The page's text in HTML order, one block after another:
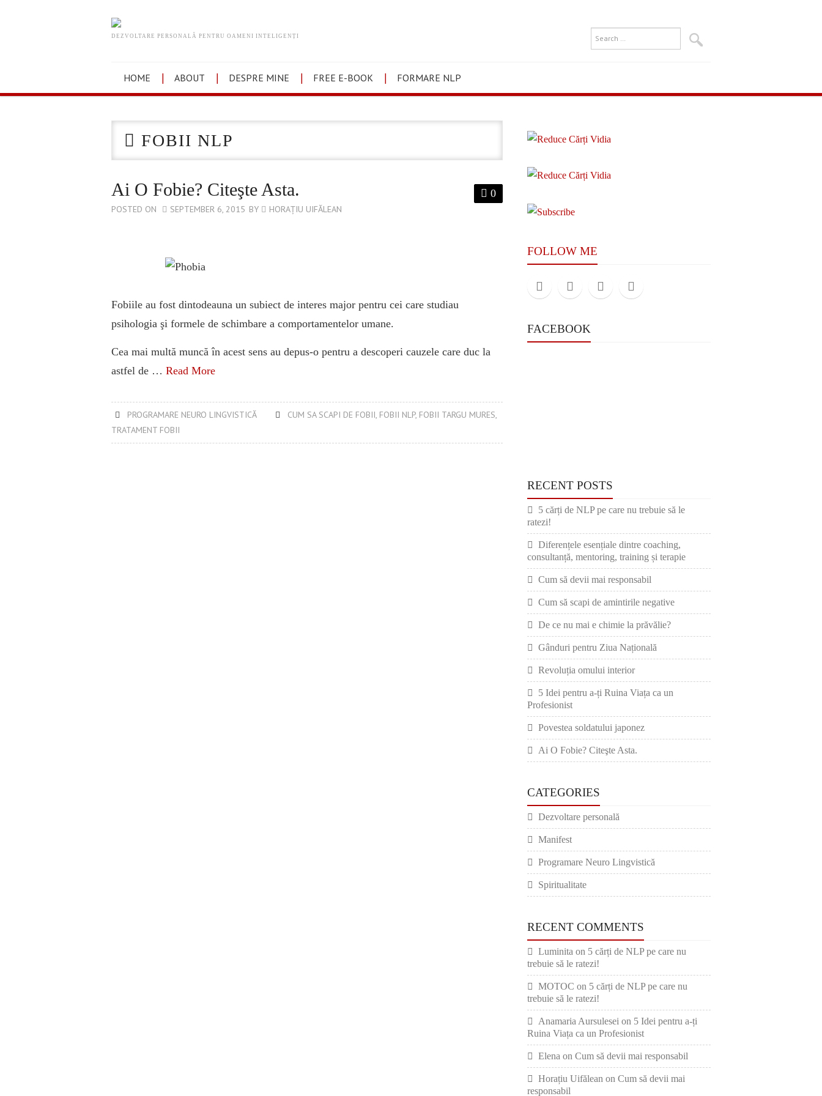
DEZVOLTARE PERSONALĂ PENTRU OAMENI INTELIGENȚI
HOME ABOUT DESPRE MINE FREE E-BOOK FORMARE NLP
FOBII NLP
0
Ai O Fobie? Citeşte Asta.
POSTED ON SEPTEMBER 6, 2015 BY HORAȚIU UIFĂLEAN
Fobiile au fost dintodeauna un subiect de interes major pentru cei care studiau
psihologia şi formele de schimbare a comportamentelor umane.
Cea mai multă muncă în acest sens au depus-o pentru a descoperi cauzele care duc la
astfel de … Read More
PROGRAMARE NEURO LINGVISTICĂ CUM SA SCAPI DE FOBII, FOBII NLP, FOBII TARGU MURES,
TRATAMENT FOBII
FOLLOW ME
FACEBOOK
RECENT POSTS
5 cărți de NLP pe care nu trebuie să le
ratezi!
Diferențele esențiale dintre coaching,
consultanță, mentoring, training și terapie
Cum să devii mai responsabil
Cum să scapi de amintirile negative
De ce nu mai e chimie la prăvălie?
Gânduri pentru Ziua Națională
Revoluția omului interior
5 Idei pentru a-ți Ruina Viața ca un
Profesionist
Povestea soldatului japonez
Ai O Fobie? Citeşte Asta.
CATEGORIES
Dezvoltare personală
Manifest
Programare Neuro Lingvistică
Spiritualitate
RECENT COMMENTS
Luminita on 5 cărți de NLP pe care nu
trebuie să le ratezi!
MOTOC on 5 cărți de NLP pe care nu
trebuie să le ratezi!
Anamaria Aursulesei on 5 Idei pentru a-ți
Ruina Viața ca un Profesionist
Elena on Cum să devii mai responsabil
Horațiu Uifălean on Cum să devii mai
responsabil